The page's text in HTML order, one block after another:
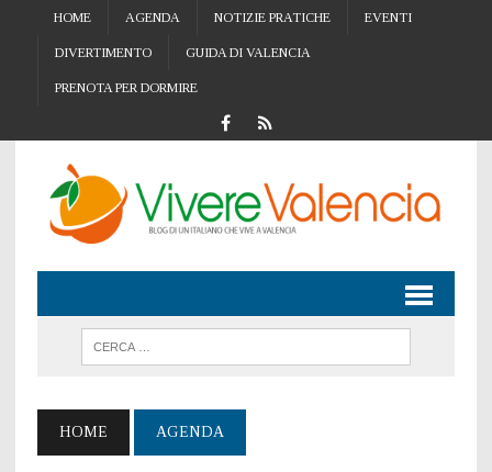
HOME AGENDA NOTIZIE PRATICHE EVENTI
DIVERTIMENTO GUIDA DI VALENCIA
PRENOTA PER DORMIRE
HOME AGENDA